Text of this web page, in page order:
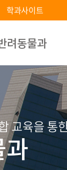
학과사이트
려동물과
교육을 통